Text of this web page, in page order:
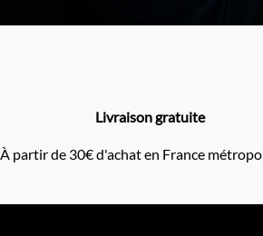
Livraison gratuite
À partir de 30€ d'achat en France